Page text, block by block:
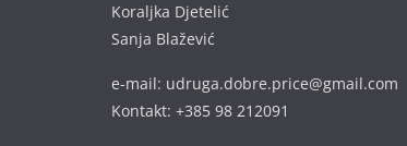
Koraljka Djetelić
Sanja Blažević
e-mail: udruga.dobre.price@gmail.com
Kontakt: +385 98 212091